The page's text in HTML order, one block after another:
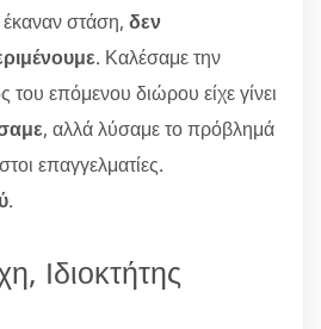
στάση, δεν
. Καλέσαμε την
του επόμενου διώρου είχε γίνει
, αλλά λύσαμε το πρόβλημά
επαγγελματίες.
.
Ιδιοκτήτης